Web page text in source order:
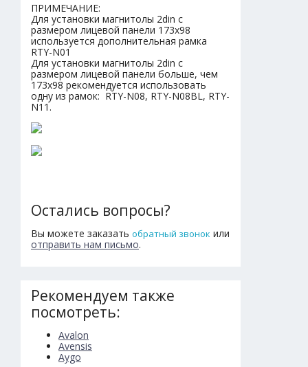
ПРИМЕЧАНИЕ:
Для установки магнитолы 2din с
размером лицевой панели 173х98
используется дополнительная рамка
RTY-N01
Для установки магнитолы 2din с
размером лицевой панели больше, чем
173х98 рекомендуется использовать
одну из рамок: RTY-N08, RTY-N08BL, RTY-
N11.
Остались вопросы?
Вы можете заказать обратный звонок или
отправить нам письмо.
Рекомендуем также
посмотреть:
Avalon
Avensis
Aygo